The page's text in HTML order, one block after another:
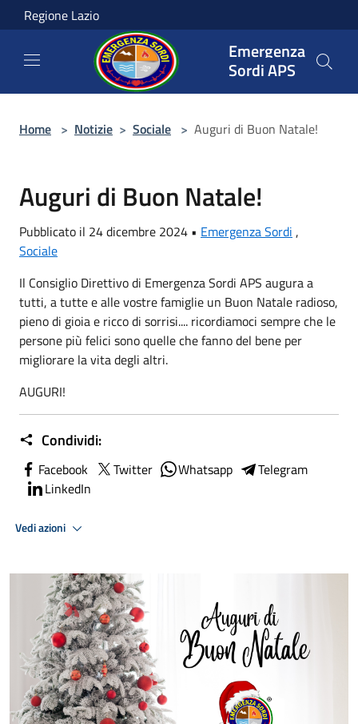
Salta al contenuto principale
Regione Lazio
Emergenza
Sordi APS
Home > Notizie > Sociale > Auguri di Buon Natale!
Auguri di Buon Natale!
Pubblicato il 24 dicembre 2024 • Emergenza Sordi ,
Sociale
Il Consiglio Direttivo di Emergenza Sordi APS augura a
tutti, a tutte e alle vostre famiglie un Buon Natale radioso,
pieno di gioia e ricco di sorrisi.... ricordiamoci sempre che le
persone più felici sono quelle che fanno del bene per
migliorare la vita degli altri.
AUGURI!
Condividi:
Facebook Twitter Whatsapp
Telegram
LinkedIn
Vedi azioni